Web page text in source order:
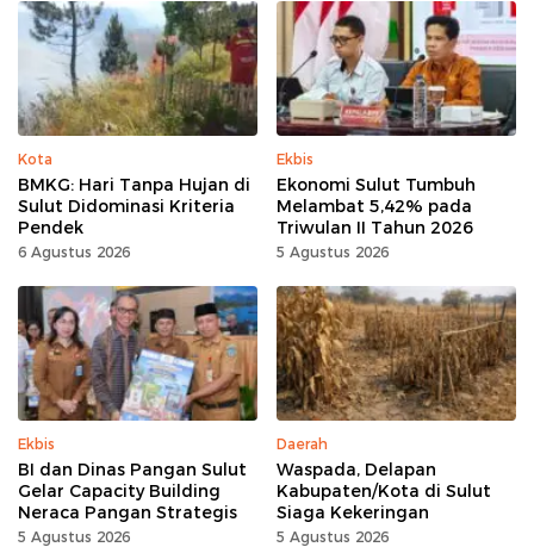
Kota
BMKG: Hari Tanpa Hujan di
Sulut Didominasi Kriteria
Pendek
6 Agustus 2026
Ekbis
Ekonomi Sulut Tumbuh
Melambat 5,42% pada
Triwulan II Tahun 2026
5 Agustus 2026
Ekbis
BI dan Dinas Pangan Sulut
Gelar Capacity Building
Neraca Pangan Strategis
5 Agustus 2026
Daerah
Waspada, Delapan
Kabupaten/Kota di Sulut
Siaga Kekeringan
5 Agustus 2026